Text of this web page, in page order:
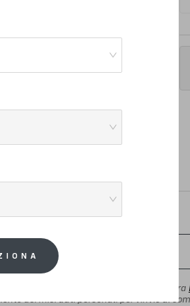
testo dell'informativa presente nella vostra
dei miei dati personali per l'invio di